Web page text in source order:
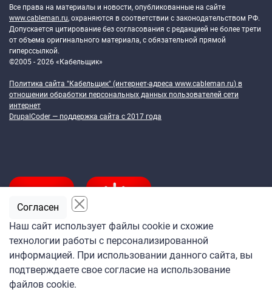
Все права на материалы и новости, опубликованные на сайте
www.cableman.ru, охраняются в соответствии с законодательством РФ.
Допускается цитирование без согласования с редакцией не более трети
от объема оригинального материала, с обязательной прямой
гиперссылкой.
©2005 - 2026 «Кабельщик»
Политика сайта "Кабельщик" (интернет-адреса www.cableman.ru) в
отношении обработки персональных данных пользователей сети
интернет
DrupalCoder — поддержка сайта c 2017 года
Подпишитесь
на ежедневную рассылку
«Кабельщика»
Наш сайт использует файлы cookie и схожие
технологии работы с персонализированной
информацией. При использовании данного сайта, вы
подтверждаете свое согласие на использование
файлов cookie.
Согласен